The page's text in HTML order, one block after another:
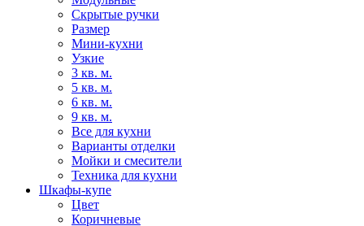
Скрытые ручки
Размер
Мини-кухни
Узкие
3 кв. м.
5 кв. м.
6 кв. м.
9 кв. м.
Все для кухни
Варианты отделки
Мойки и смесители
Техника для кухни
Шкафы-купе
Цвет
Коричневые